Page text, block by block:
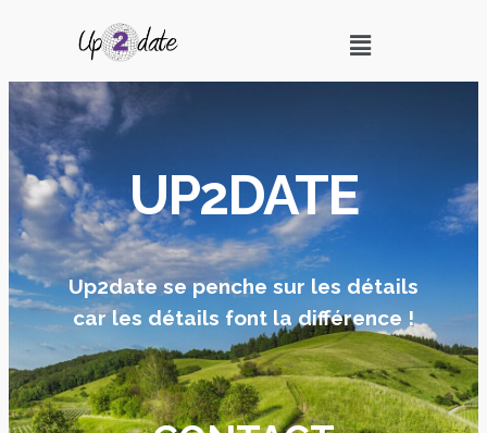
UP2DATE
Up2date se penche sur les détails
car les détails font la différence !